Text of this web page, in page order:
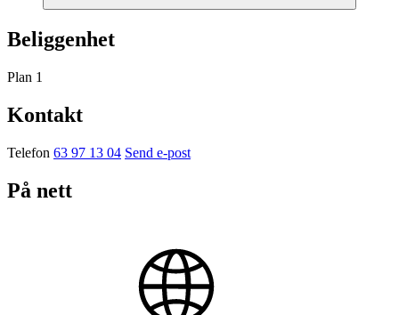
Beliggenhet
Plan 1
Kontakt
Telefon 63 97 13 04 Send e-post
På nett